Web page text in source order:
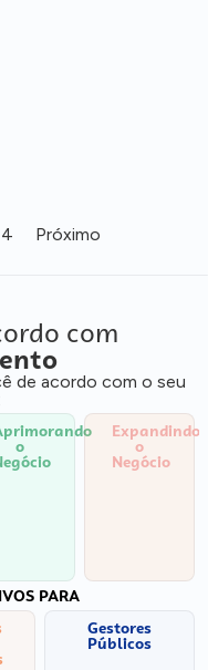
4 Próximo
com
de acordo com o seu
o
Expandindo
o
Negócio
PARA
Gestores
Públicos